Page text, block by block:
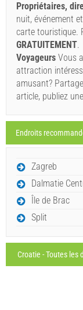
dimanche,
09/08/2026
lundi,
10/08/2026
mardi,
11/08/2026
12/08/2026
13/08/2026
Ivan Nane
Ivan Nane
Propriétaires,
nuit, événement
carte touristique.
GRATUITEMENT.
Voyageurs Vous
attraction
amusant?
article, publiez
Endroits
Zagreb
Dalmatie
Île de Brac
Split
Croatie - Toutes les